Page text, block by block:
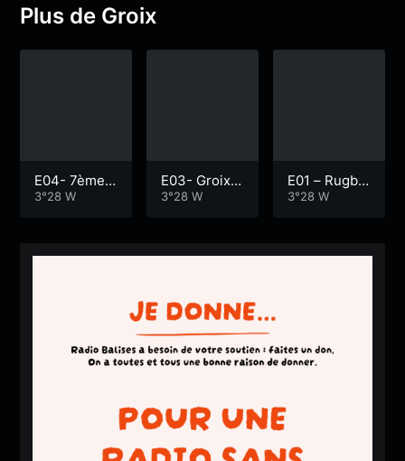
Plus de Groix
E04- 7ème F
estival des I
3°28 W
E03- Groix :
capitale mon
3°28 W
E01 – Rugby
à Groix : éco
3°28 W